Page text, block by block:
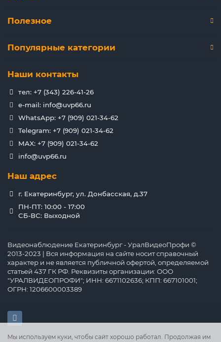
Мы используем куки, чтобы сайт хорошо работал. Продолжая им
Полезное
Популярные категории
Наши контакты
тел: +7 (343) 226-41-26
e-mail: info@uvp66.ru
WhatsApp: +7 (909) 021-34-62
Telegram: +7 (909) 021-34-62
MAX: +7 (909) 021-34-62
info@uvp66.ru
Наш адрес
г. Екатеринбург, ул. Донбасская, д.37
ПН-ПТ: 10:00 - 17:00
СБ-ВС: Выходной
Видеонаблюдение Екатеринбург - УралВидеоПрофи ©
2013-2023 | Вся информация на сайте носит справочный
характер и не является публичной офертой, определяемой
статьей 437 ГК РФ. Реквизиты организации: ООО
"УРАЛВИДЕОПРОФИ"; ИНН: 6671102636; КПП: 667101001;
ОГРН: 1206600003389